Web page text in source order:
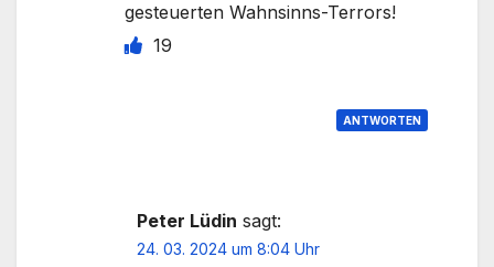
gesteuerten Wahnsinns-Terrors!
19
ANTWORTEN
Peter Lüdin sagt:
24. 03. 2024 um 8:04 Uhr